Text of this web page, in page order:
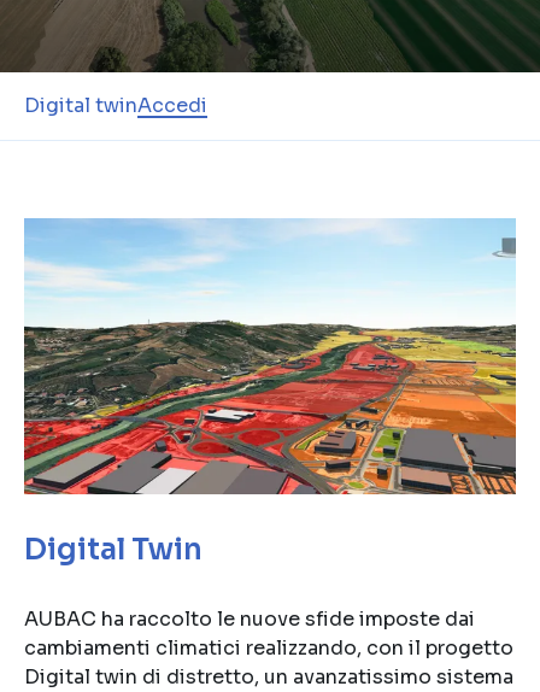
Digital twinAccedi
Digital Twin
AUBAC ha raccolto le nuove sfide imposte dai
cambiamenti climatici realizzando, con il progetto
Digital twin di distretto, un avanzatissimo sistema